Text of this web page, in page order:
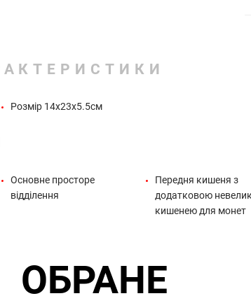
Розмір 14x23x5.5см
Основне просторе
відділення
Передня кишеня з
додатковою
кишенею для монет
ОБРАНЕ